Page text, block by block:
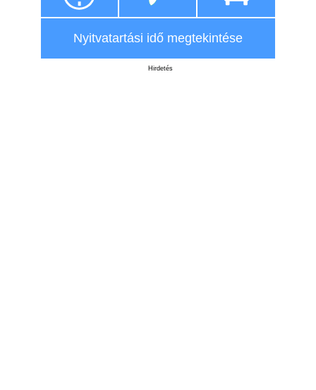
Nyitvatartási idő megtekintése
Hirdetés